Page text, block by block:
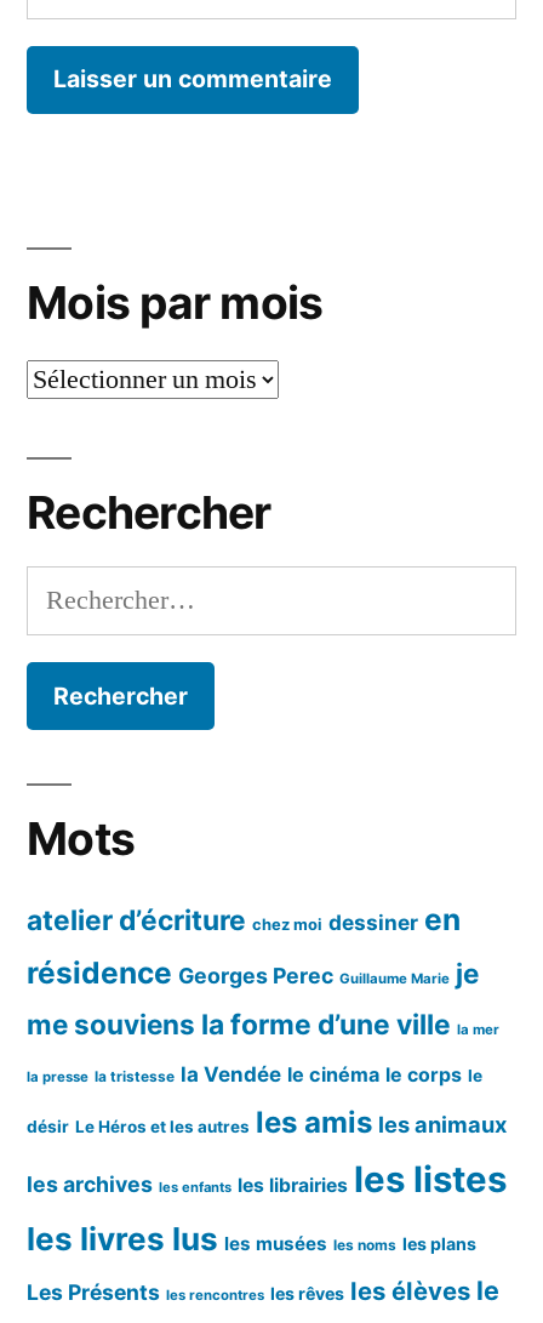
Mois par mois
Mois
Rechercher
Rechercher :
Mots
atelier d’écriture chez moi dessiner en
résidence Georges Perec Guillaume Marie je
me souviens la forme d’une ville la mer
la presse la tristesse la Vendée le cinéma le corps le
désir Le Héros et les autres les amis les animaux
les archives les enfants les librairies les listes
les livres lus les musées les noms les plans
Les Présents les rencontres les rêves les élèves le